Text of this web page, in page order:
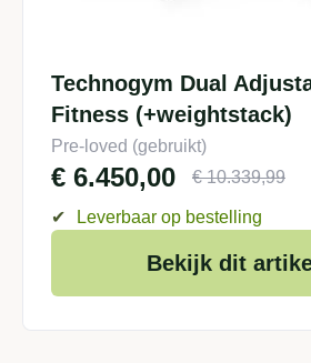
Technogym Dual
Fitness (+weightstack)
Pre-loved (gebruikt)
€10.339,99
€ 6.450,00
✔ Leverbaar op bestelling
Bekijk dit